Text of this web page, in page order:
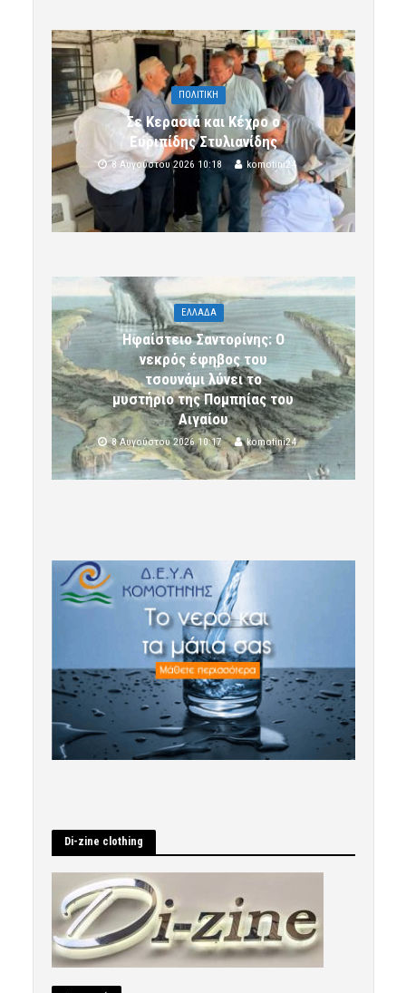
ΠΟΛΙΤΙΚΗ
Σε Κερασιά και Κέχρο ο
Ευριπίδης Στυλιανίδης
8 Αυγούστου 2026 10:18 komotini24
ΕΛΛΑΔΑ
Ηφαίστειο Σαντορίνης: Ο
νεκρός έφηβος του
τσουνάμι λύνει το
μυστήριο της Πομπηίας του
Αιγαίου
8 Αυγούστου 2026 10:17 komotini24
Di-zine clothing